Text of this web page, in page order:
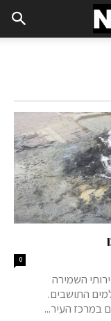
0
השמירה
התושבים.
במרכז העיר...